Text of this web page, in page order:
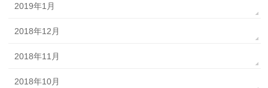
2019年1月
2018年12月
2018年11月
2018年10月